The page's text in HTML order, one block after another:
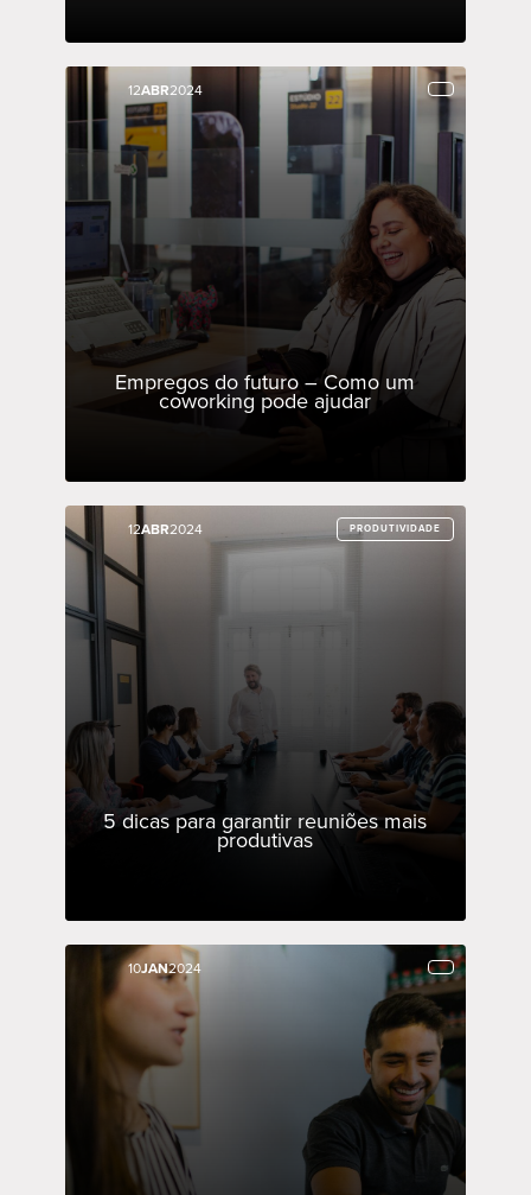
12ABR2024
Empregos do futuro – Como um
coworking pode ajudar
12ABR2024
12ABR2024 PRODUTIVIDADE
5 dicas para garantir reuniões mais
produtivas
12ABR2024 PRODUTIVIDADE
10JAN2024
10JAN2024